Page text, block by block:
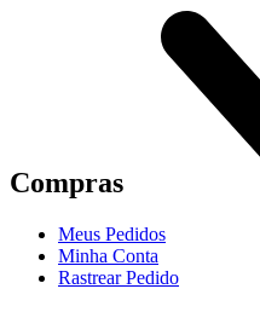
Compras
Meus Pedidos
Minha Conta
Rastrear Pedido